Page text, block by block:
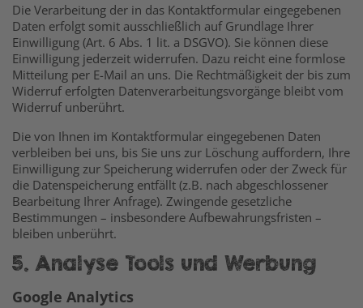
Die Verarbeitung der in das Kontaktformular eingegebenen
Daten erfolgt somit ausschließlich auf Grundlage Ihrer
Einwilligung (Art. 6 Abs. 1 lit. a DSGVO). Sie können diese
Einwilligung jederzeit widerrufen. Dazu reicht eine formlose
Mitteilung per E-Mail an uns. Die Rechtmäßigkeit der bis zum
Widerruf erfolgten Datenverarbeitungsvorgänge bleibt vom
Widerruf unberührt.
Die von Ihnen im Kontaktformular eingegebenen Daten
verbleiben bei uns, bis Sie uns zur Löschung auffordern, Ihre
Einwilligung zur Speicherung widerrufen oder der Zweck für
die Datenspeicherung entfällt (z.B. nach abgeschlossener
Bearbeitung Ihrer Anfrage). Zwingende gesetzliche
Bestimmungen – insbesondere Aufbewahrungsfristen –
bleiben unberührt.
5. Analyse Tools und Werbung
Google Analytics